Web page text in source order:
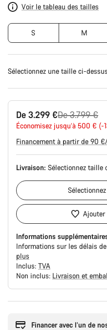
Voir le tableau des tailles
S M
Sélectionnez une taille ci-
De 3.299 €
Prix
d’origine
De 3.799 €
Économisez jusqu’à 500 € (-
Financement à partir de 90
Livraison: Sélectionnez taille
Sélectionnez
Ajouter
Informations
Informations sur les délais
plus
Inclus: TVA
Non inclus: Livraison et
Financer avec l’un de